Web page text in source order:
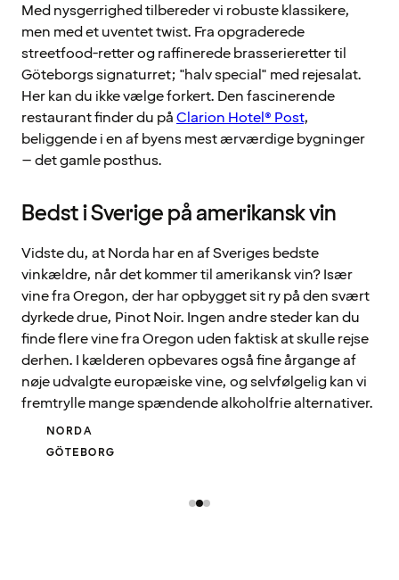
Med nysgerrighed tilbereder vi robuste klassikere,
men med et uventet twist. Fra opgraderede
streetfood-retter og raffinerede brasserieretter til
Göteborgs signaturret; "halv special" med rejesalat.
Her kan du ikke vælge forkert. Den fascinerende
restaurant finder du påClarion Hotel® Post,
beliggende i en af byens mest ærværdige bygninger
– det gamle posthus.
Bedst i Sverige på amerikansk vin
Vidste du, at Norda har en af Sveriges bedste
vinkældre, når det kommer til amerikansk vin? Især
vine fra Oregon, der har opbygget sit ry på den svært
dyrkede drue, Pinot Noir. Ingen andre steder kan du
finde flere vine fra Oregon uden faktisk at skulle rejse
derhen. I kælderen opbevares også fine årgange af
nøje udvalgte europæiske vine, og selvfølgelig kan vi
fremtrylle mange spændende alkoholfrie alternativer.
NORDA
GÖTEBORG